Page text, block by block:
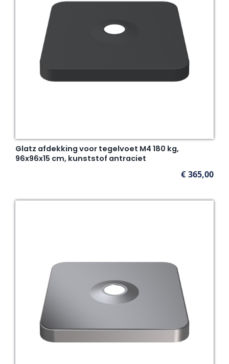
Glatz afdekking voor tegelvoet M4 180 kg,
96x96x15 cm, kunststof antraciet
€ 365,00